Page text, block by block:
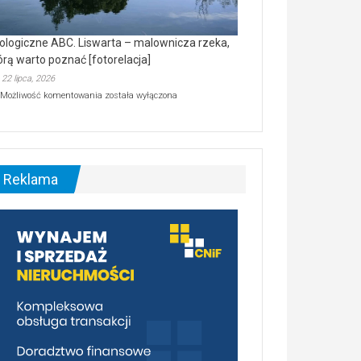
ABC. Liswarta – malownicza rzeka,
warto poznać [fotorelacja]
22 lipca, 2026
Możliwość komentowania Ekologiczne
–
malownicza
[fotorelacja]
została wyłączona
Reklama